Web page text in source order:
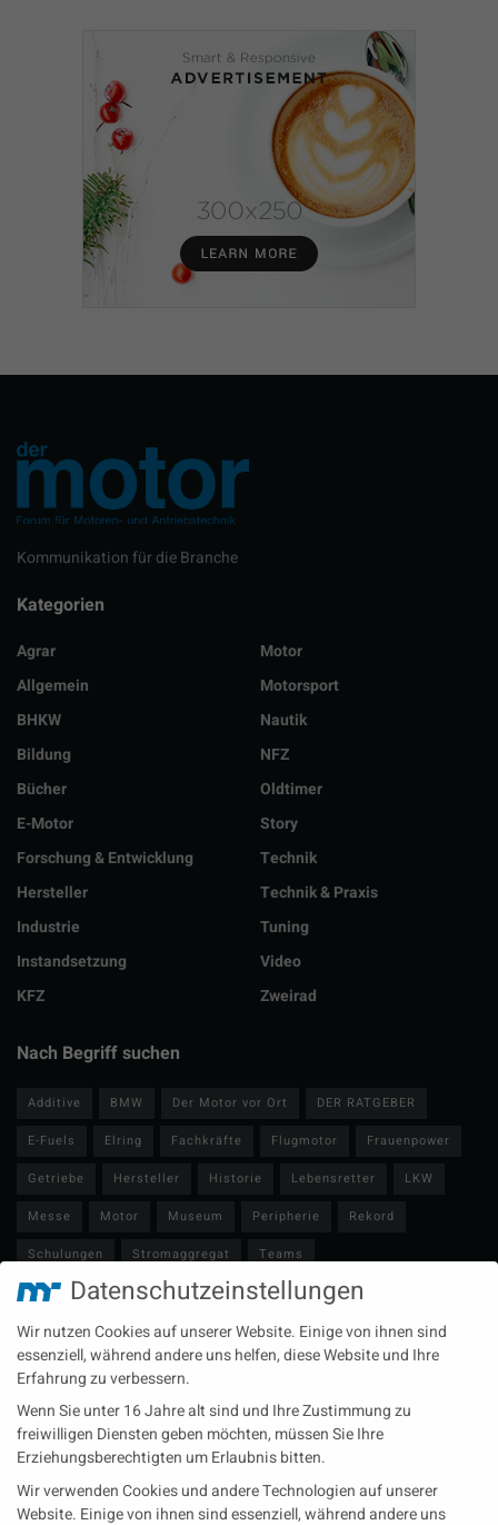
Kommunikation für die Branche
Kategorien
Agrar
Allgemein
BHKW
Bildung
Bücher
E-Motor
Forschung & Entwicklung
Hersteller
Industrie
Instandsetzung
KFZ
Motor
Motorsport
Nautik
NFZ
Oldtimer
Story
Technik
Technik & Praxis
Tuning
Video
Zweirad
Nach Begriff suchen
Additive BMW Der Motor vor Ort
DER RATGEBER
E-Fuels
Elring Fachkräfte Flugmotor
Frauenpower
Getriebe
Hersteller Historie Lebensretter
LKW
Messe
Motor Museum Peripherie
Rekord
Schulungen
Stromaggregat
Teams
Technische Redaktion
Turbolader Video
Zulieferer
Öl-E-Fuels-Schmierstoffe
Neueste Beiträge
Wärme aus der Tiefe MTU heizt künftig mit Geothermie
MAN Engines bringt D3872 für die Stromversorgung im
Marinebereich
Datenschutzeinstellungen
Wir nutzen Cookies auf unserer Website. Einige von ihnen sind
essenziell, während andere uns helfen, diese Website und Ihre
Erfahrung zu verbessern.
Wenn Sie unter 16 Jahre alt sind und Ihre Zustimmung zu
freiwilligen Diensten geben möchten, müssen Sie Ihre
Erziehungsberechtigten um Erlaubnis bitten.
Wir verwenden Cookies und andere Technologien auf unserer
Website. Einige von ihnen sind essenziell, während andere uns